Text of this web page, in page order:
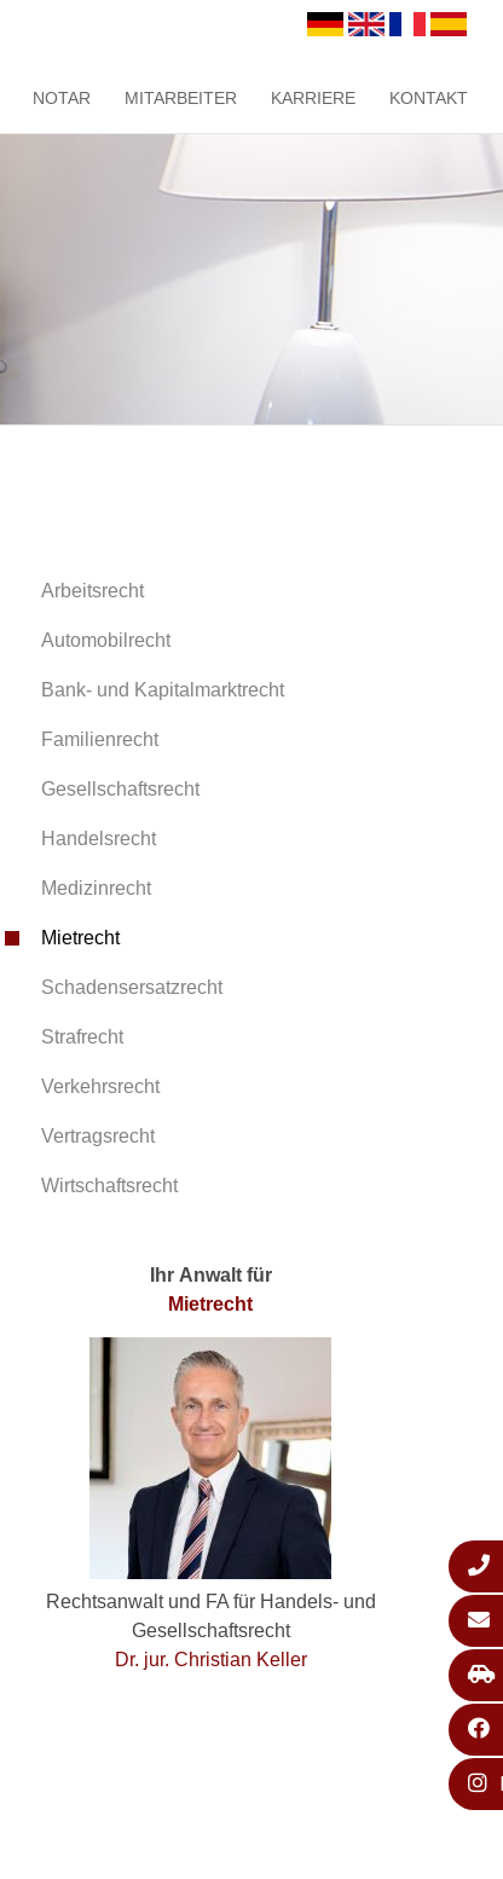
NOTAR MITARBEITER KARRIERE KONTAKT
Arbeitsrecht
Automobilrecht
Bank- und Kapitalmarktrecht
Familienrecht
Gesellschaftsrecht
Handelsrecht
Medizinrecht
Mietrecht
Schadensersatzrecht
Strafrecht
Verkehrsrecht
Vertragsrecht
Wirtschaftsrecht
Ihr Anwalt für
Mietrecht
Rechtsanwalt und FA für Handels- und
Gesellschaftsrecht
Dr. jur. Christian Keller